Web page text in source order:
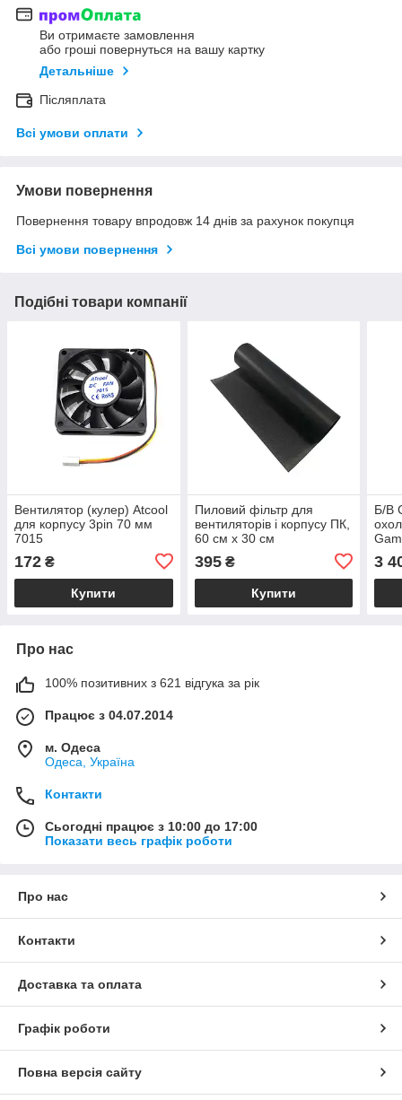
Ви отримаєте замовлення
або гроші повернуться на вашу картку
Детальніше
Післяплата
Всі умови оплати
Умови повернення
Повернення товару впродовж 14 днів за рахунок покупця
Всі умови повернення
Подібні товари компанії
Вентилятор (кулер) Atcool
для корпусу 3pin 70 мм
7015
172 ₴
Купити
Пиловий фільтр для
вентиляторів і корпусу ПК,
60 см x 30 см
395₴
Купити
Б/В
3
Про нас
100% позитивних з 621 відгука за рік
Працює з 04.07.2014
м. Одеса
Одеса, Україна
Контакти
Сьогодні працює з 10:00 до 17:00
Показати весь графік роботи
Про нас
Контакти
Доставка та оплата
Графік роботи
Повна версія сайту